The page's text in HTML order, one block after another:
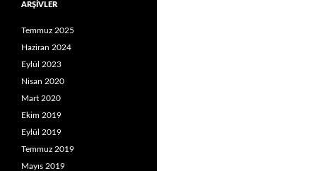
ARŞIVLER
Temmuz 2025
Haziran 2024
Eylül 2023
Nisan 2020
Mart 2020
Ekim 2019
Eylül 2019
Temmuz 2019
Mayıs 2019